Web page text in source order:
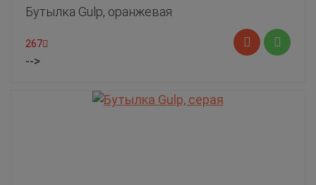
Бутылка Gulp, оранжевая
267
-->